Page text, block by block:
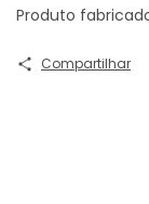
Produto
Compartilhar